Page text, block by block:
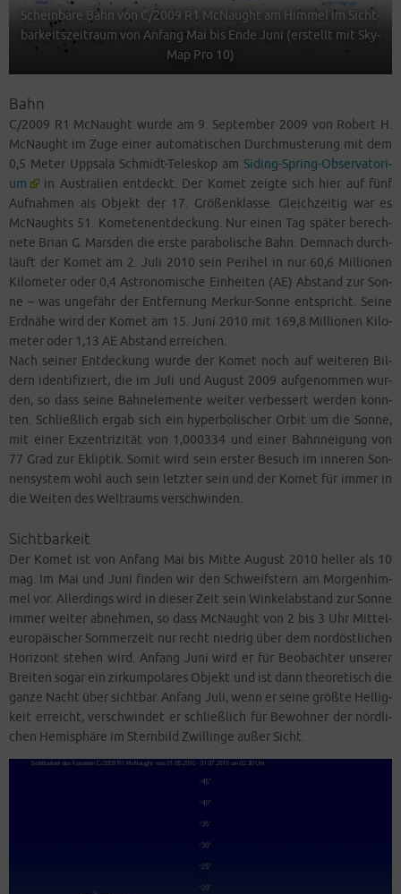
Schein­ba­re Bahn von C/2009 R1 McN­aught am Him­mel im Sicht­
bar­keits­zeit­raum von Anfang Mai bis Ende Juni (erstellt mit Sky­
Map Pro 10)
Bahn
C/2009 R1 McN­aught wur­de am 9. Sep­tem­ber 2009 von Robert H.
McN­aught im Zuge einer auto­ma­ti­schen Durch­mus­te­rung mit dem
0,5 Meter Upp­sa­la Schmidt-Tele­skop am Siding-Spring-Obser­va­to­ri­
um
in Aus­tra­li­en ent­deckt. Der Komet zeig­te sich hier auf fünf
Auf­nah­men als Objekt der 17. Grö­ßen­klas­se. Gleich­zei­tig war es
McN­aughts 51. Kome­ten­ent­de­ckung. Nur einen Tag spä­ter berech­
ne­te Bri­an G. Mars­den die ers­te para­bo­li­sche Bahn. Dem­nach durch­
läuft der Komet am 2. Juli 2010 sein Peri­hel in nur 60,6 Mil­lio­nen
Kilo­me­ter oder 0,4 Astro­no­mi­sche Ein­hei­ten (AE) Abstand zur Son­
ne – was unge­fähr der Ent­fer­nung Mer­kur-Son­ne ent­spricht. Sei­ne
Erd­nä­he wird der Komet am 15. Juni 2010 mit 169,8 Mil­lio­nen Kilo­
me­ter oder 1,13 AE Abstand erreichen.
Nach sei­ner Ent­de­ckung wur­de der Komet noch auf wei­te­ren Bil­
dern iden­ti­fi­ziert, die im Juli und August 2009 auf­ge­nom­men wur­
den, so dass sei­ne Bahn­ele­men­te wei­ter ver­bes­sert wer­den konn­
ten. Schließ­lich ergab sich ein hyper­bo­li­scher Orbit um die Son­ne,
mit einer Exzen­tri­zi­tät von 1,000334 und einer Bahn­nei­gung von
77 Grad zur Eklip­tik. Somit wird sein ers­ter Besuch im inne­ren Son­
nen­sys­tem wohl auch sein letz­ter sein und der Komet für immer in
die Wei­ten des Welt­raums verschwinden.
Sichtbarkeit
Der Komet ist von Anfang Mai bis Mit­te August 2010 hel­ler als 10
mag. Im Mai und Juni fin­den wir den Schweif­stern am Mor­gen­him­
mel vor. Aller­dings wird in die­ser Zeit sein Win­kel­ab­stand zur Son­ne
immer wei­ter abneh­men, so dass McN­aught von 2 bis 3 Uhr Mit­tel­
eu­ro­päi­scher Som­mer­zeit nur recht nied­rig über dem nord­öst­li­chen
Hori­zont ste­hen wird. Anfang Juni wird er für Beob­ach­ter unse­rer
Brei­ten sogar ein zir­kum­po­la­res Objekt und ist dann theo­re­tisch die
gan­ze Nacht über sicht­bar. Anfang Juli, wenn er sei­ne größ­te Hel­lig­
keit erreicht, ver­schwin­det er schließ­lich für Bewoh­ner der nörd­li­
chen Hemi­sphä­re im Stern­bild Zwil­lin­ge außer Sicht.